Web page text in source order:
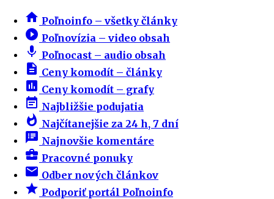
home Poľnoinfo – všetky články
play_circle_filled Poľnovízia – video obsah
mic Poľnocast – audio obsah
description Ceny komodít – články
insert_chart Ceny komodít – grafy
event_note Najbližšie podujatia
whatshot Najčítanejšie za 24 h, 7 dní
speaker_notes Najnovšie komentáre
business_center Pracovné ponuky
email Odber nových článkov
star Podporiť portál Poľnoinfo